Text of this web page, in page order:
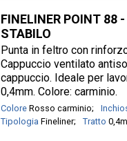
FINELINER POINT 88
STABILO
Punta in feltro con
Cappuccio ventilato
cappuccio. Ideale per
0,4mm. Colore: carminio.
Colore Rosso carminio
Tipologia Fineliner Tratto